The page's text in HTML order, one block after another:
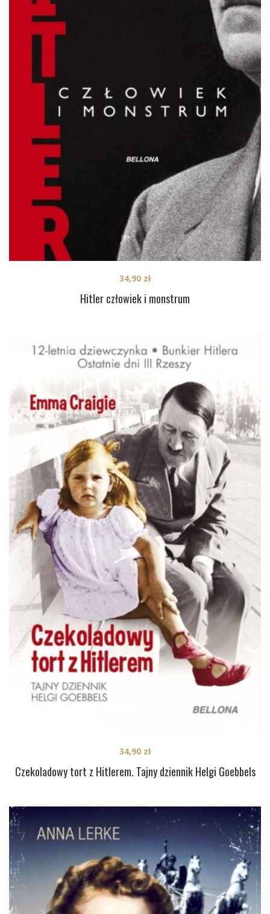
Hitler człowiek i monstrum
34,90 zł
Czekoladowy tort z Hitlerem. Tajny dziennik Helgi Goebbels
34,90 zł